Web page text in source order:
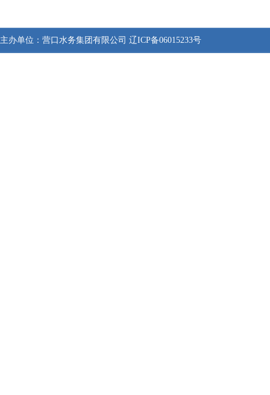
主办单位： 营口水务集团有限公司 辽ICP备06015233号